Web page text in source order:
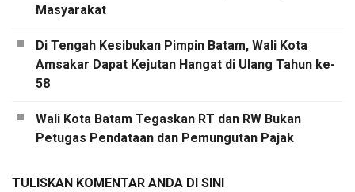
Masyarakat
Di Tengah Kesibukan Pimpin Batam, Wali Kota
Amsakar Dapat Kejutan Hangat di Ulang Tahun ke-
58
Wali Kota Batam Tegaskan RT dan RW Bukan
Petugas Pendataan dan Pemungutan Pajak
TULISKAN KOMENTAR ANDA DI SINI